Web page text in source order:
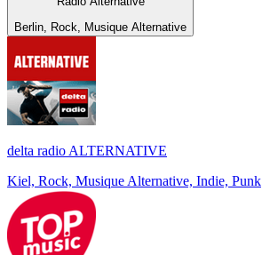
Berlin, Rock, Musique Alternative
delta radio ALTERNATIVE
Kiel, Rock, Musique Alternative, Indie, Punk